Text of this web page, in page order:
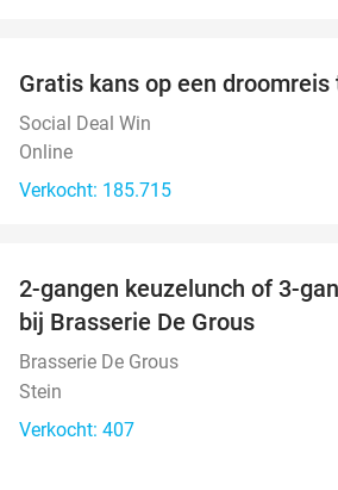
Gratis kans op een droomreis
Social Deal Win
Online
Verkocht: 185.715
2-gangen keuzelunch of 3-
bij Brasserie De Grous
Brasserie De Grous
Stein
Verkocht: 407